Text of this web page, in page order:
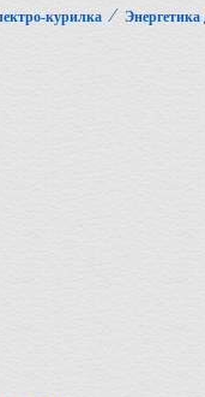
курилка ⁄ Энергетика